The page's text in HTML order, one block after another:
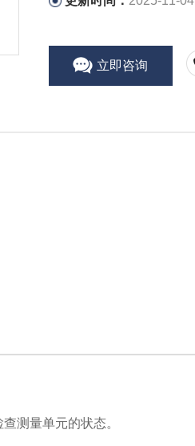
立即咨询
测量单元的状态。